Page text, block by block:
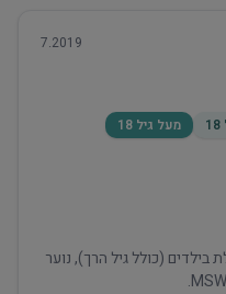
7.2019
מעל גיל 18
(כולל גיל הרך), נוער